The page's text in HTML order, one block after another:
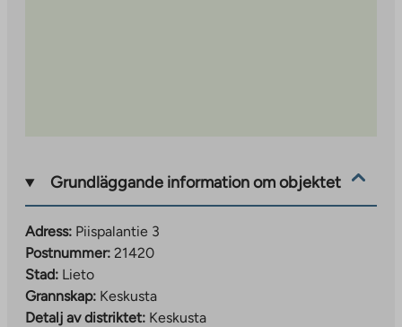
Grundläggande information om objektet
Adress: Piispalantie 3
Postnummer: 21420
Stad: Lieto
Grannskap: Keskusta
Detalj av distriktet: Keskusta